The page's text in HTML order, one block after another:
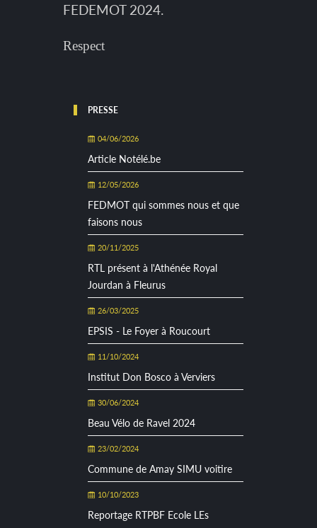
FEDEMOT 2024.
Respect
PRESSE
04/06/2026
Article Notélé.be
12/05/2026
FEDMOT qui sommes nous et que
faisons nous
20/11/2025
RTL présent à l'Athénée Royal
Jourdan à Fleurus
26/03/2025
EPSIS - Le Foyer à Roucourt
11/10/2024
Institut Don Bosco à Verviers
30/06/2024
Beau Vélo de Ravel 2024
23/02/2024
Commune de Amay SIMU voitire
10/10/2023
Reportage RTPBF Ecole LEs